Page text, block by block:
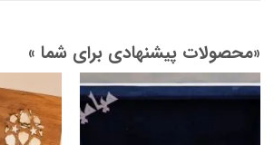
«محصولات پیشنهادی برای شما »